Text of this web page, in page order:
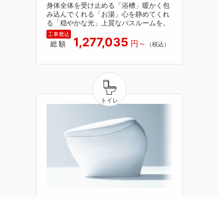
身体全体を受け止める「浴槽」暖かく包
み込んでくれる「お湯」心を静めてくれ
る「穏やかな光」上質なバスルームを。
総額 1,277,035